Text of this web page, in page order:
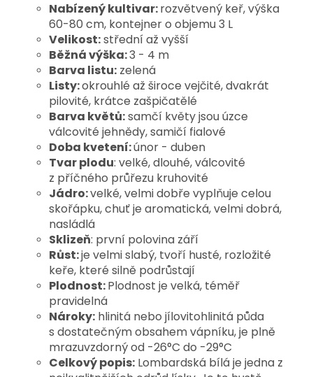
Nabízený kultivar:rozvětvený keř, výška
60-80 cm, kontejner o objemu 3 L
Velikost:střední až vyšší
Běžná výška:3 - 4 m
Barva listu: zelená
Listy:okrouhlé až široce vejčité, dvakrát
pilovité, krátce zašpičatělé
Barva květů:samčí květy jsou úzce
válcovité jehnědy, samičí fialové
Doba kvetení:únor - duben
Tvar plodu: velké, dlouhé, válcovité
z příčného průřezu kruhovité
Jádro:velké, velmi dobře vyplňuje celou
skořápku, chuť je aromatická, velmi dobrá,
nasládlá
Sklizeň: první polovina září
Růst:je velmi slabý, tvoří husté, rozložité
keře, které silně podrůstají
Plodnost:Plodnost je velká, téměř
pravidelná
Nároky: hlinitá nebo jílovitohlinitá půda
s dostatečným obsahem vápníku, je plně
mrazuvzdorný od -26°C do -29°C
Celkový popis: Lombardská bílá je jedna z